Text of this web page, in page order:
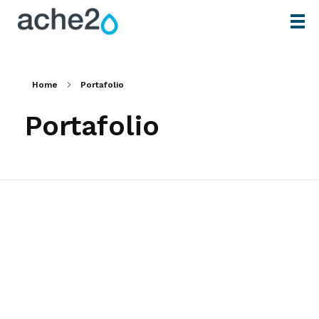
Home Portafolio
Portafolio